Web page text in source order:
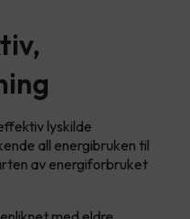
lyskilde
all energibruken til
av energiforbruket